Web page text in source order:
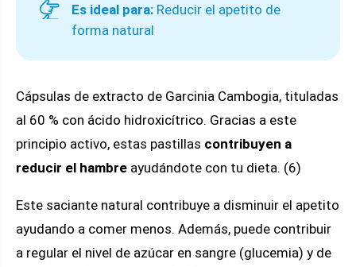
Es ideal para: Reducir el apetito de
forma natural
Cápsulas de extracto de Garcinia Cambogia, tituladas
al 60 % con ácido hidroxicítrico. Gracias a este
principio activo, estas pastillas contribuyen a
reducir el hambre ayudándote con tu dieta. (6)
Este saciante natural contribuye a disminuir el apetito
ayudando a comer menos. Además, puede contribuir
a regular el nivel de azúcar en sangre (glucemia) y de